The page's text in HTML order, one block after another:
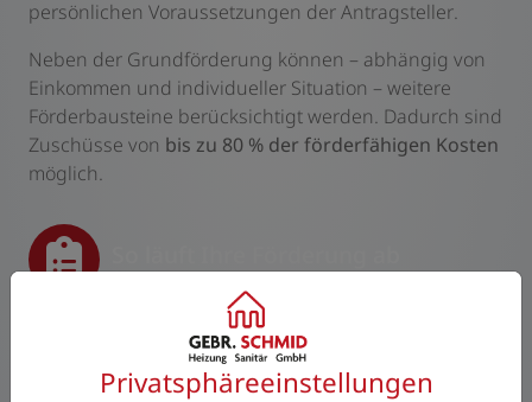
persönlichen Voraussetzungen der Antragsteller.
Neben der Grundförderung können – abhängig von
Einkommen und individueller Situation – weitere
Förderbausteine berücksichtigt werden. Dadurch sind
Zuschüsse von bis zu 80 % der förderfähigen Kosten
möglich.
Zunächst wird der Förderantrag eingereicht. Nach der
Bewilligung sind die Fördermittel für Ihr Vorhaben bis
zu 36 Monate reserviert.
Privatsphäre­einstellungen